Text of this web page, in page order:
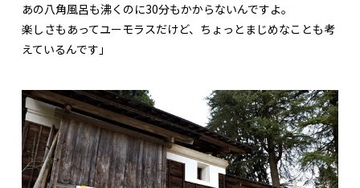
あの八角風呂も沸くのに30分もかからないんですよ。
楽しさもあってユーモラスだけど、ちょっとまじめなことも考
えているんです」